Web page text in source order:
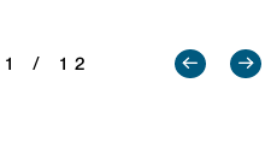
1 / 12